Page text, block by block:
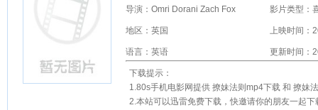
导演：Omri Dorani Zach Fox 影片类型：
地区：英国 上映时间：
语言：英语 更新时间：
下载提示：
1.80s手机电影网提供 撩妹法则mp4下载 和 撩妹
2.本站可以迅雷免费下载，快邀请你的朋友一起